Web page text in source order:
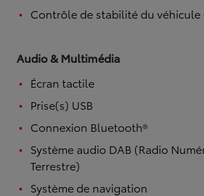
Contrôle de stabilité du véhicule
Audio & Multimédia
Écran tactile
Prise(s) USB
Connexion Bluetooth®
Système audio DAB (Radio
Terrestre)
Système de navigation